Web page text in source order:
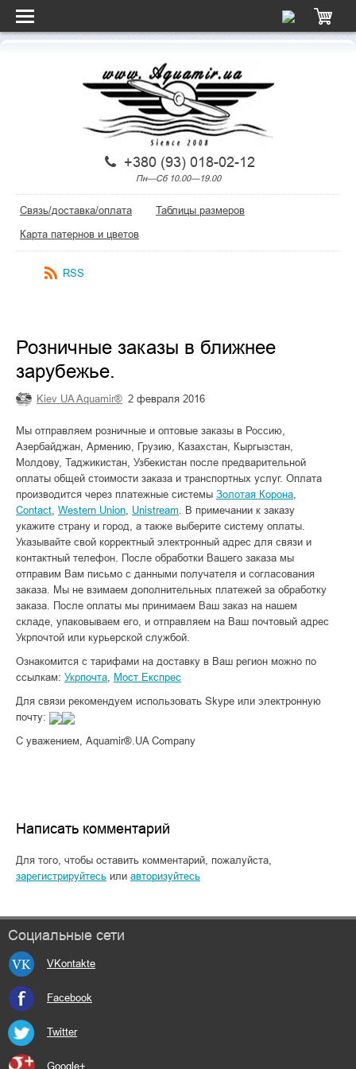
+380 (93) 018-02-12
Пн—Сб 10.00—19.00
Связь/доставка/оплата
Таблицы размеров
Карта патернов и цветов
RSS
Розничные заказы в ближнее
зарубежье.
Kiev UA Aquamir® 2 февраля 2016
Мы отправляем розничные и оптовые заказы в Россию,
Азербайджан, Армению, Грузию, Казахстан, Кыргызстан,
Молдову, Таджикистан, Узбекистан после предварительной
оплаты общей стоимости заказа и транспортных услуг. Оплата
производится через платежные системы Золотая Корона,
Contact, Western Union, Unistream. В примечании к заказу
укажите страну и город, а также выберите систему оплаты.
Указывайте свой корректный электронный адрес для связи и
контактный телефон. После обработки Вашего заказа мы
отправим Вам письмо с данными получателя и согласования
заказа. Мы не взимаем дополнительных платежей за обработку
заказа. После оплаты мы принимаем Ваш заказ на нашем
складе, упаковываем его, и отправляем на Ваш почтовый адрес
Укрпочтой или курьерской службой.
Ознакомится с тарифами на доставку в Ваш регион можно по
ссылкам: Укрпочта, Мост Експрес
Для связи рекомендуем использовать Skype или электронную
почту:
С уважением, Aquamir®.UA Company
Написать комментарий
Для того, чтобы оставить комментарий, пожалуйста,
зарегистрируйтесь или авторизуйтесь
Социальные сети
VKontakte
Facebook
Twitter
Google+